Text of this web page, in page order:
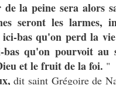
la peine sera alors
seront les larmes,
bas qu'on perd la
bas qu'on pourvoit au
et le fruit de la foi. "
dit saint Grégoire de